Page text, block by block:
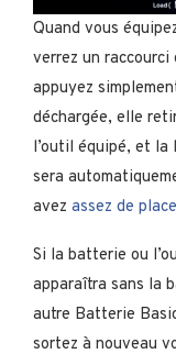
Quand vous
verrez un raccourci
appuyez
déchargée, elle
l’outil équipé, et la
sera
avez assez de
Si la batterie ou
apparaîtra sans la
autre Batterie
sortez à nouveau